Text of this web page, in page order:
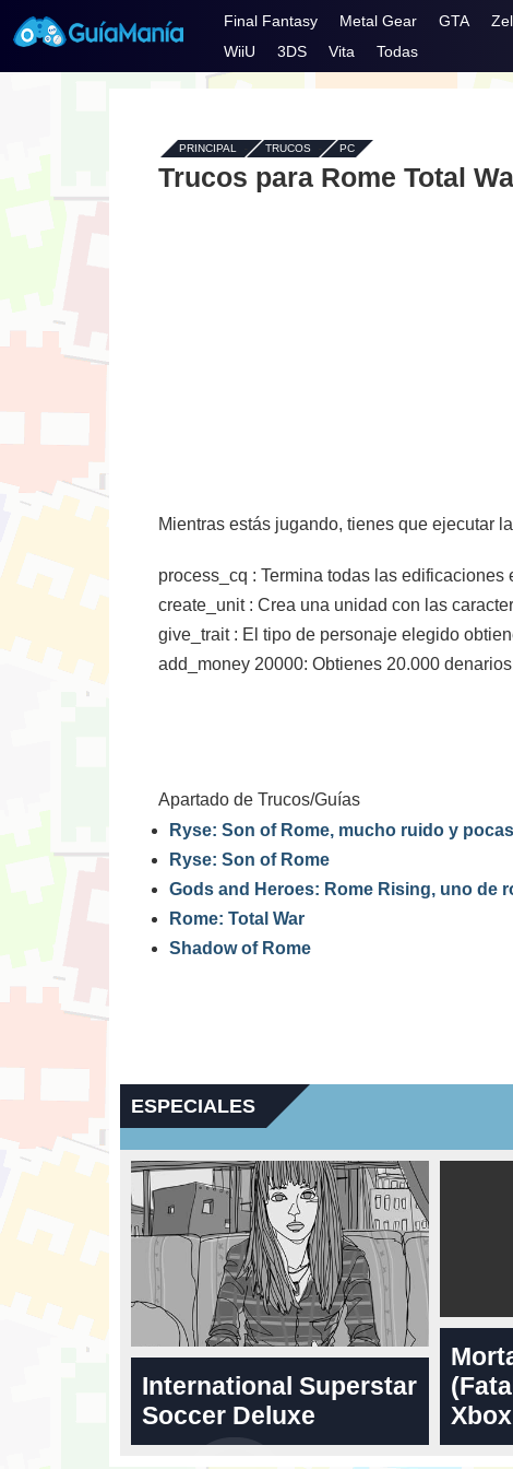
Final Fantasy Metal Gear GTA
WiiU
3DS Vita Todas
PRINCIPAL - TRUCOS- PC
Trucos para Rome Total
Mientras estás jugando, tienes que ejecutar
process_cq : Termina todas las edificaciones
create_unit : Crea una unidad con las
give_trait : El tipo de personaje elegido
add_money 20000: Obtienes 20.000
Apartado de Trucos/Guías
Ryse: Son of Rome, mucho ruido y
Ryse: Son of Rome
Gods and Heroes: Rome Rising, uno de
Rome: Total War
Shadow of Rome
ESPECIALES
International Superstar
Soccer Deluxe